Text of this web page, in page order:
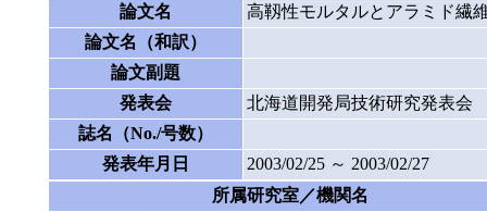
論文名
高靱性モルタルとアラミド繊
論文名（和訳）
論文副題
発表会
北海道開発局技術研究発表会
誌名（No./号数）
発表年月日
2003/02/25 ～ 2003/02/27
所属研究室／機関名